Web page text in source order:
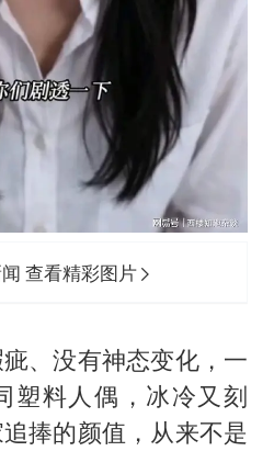
查看精彩图片
、没有神态变化，一
塑料人偶，冰冷又刻
捧的颜值，从来不是